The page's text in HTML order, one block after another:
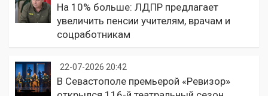
На 10% больше: ЛДПР предлагает
увеличить пенсии учителям, врачам и
соцработникам
22-07-2026 20:42
В Севастополе премьерой «Ревизор»